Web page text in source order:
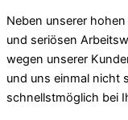
Neben unserer
und seriösen
wegen unserer
und uns einmal nicht
schnellstmöglich bei